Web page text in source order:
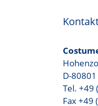
D-
Tel. +49
Fax +49